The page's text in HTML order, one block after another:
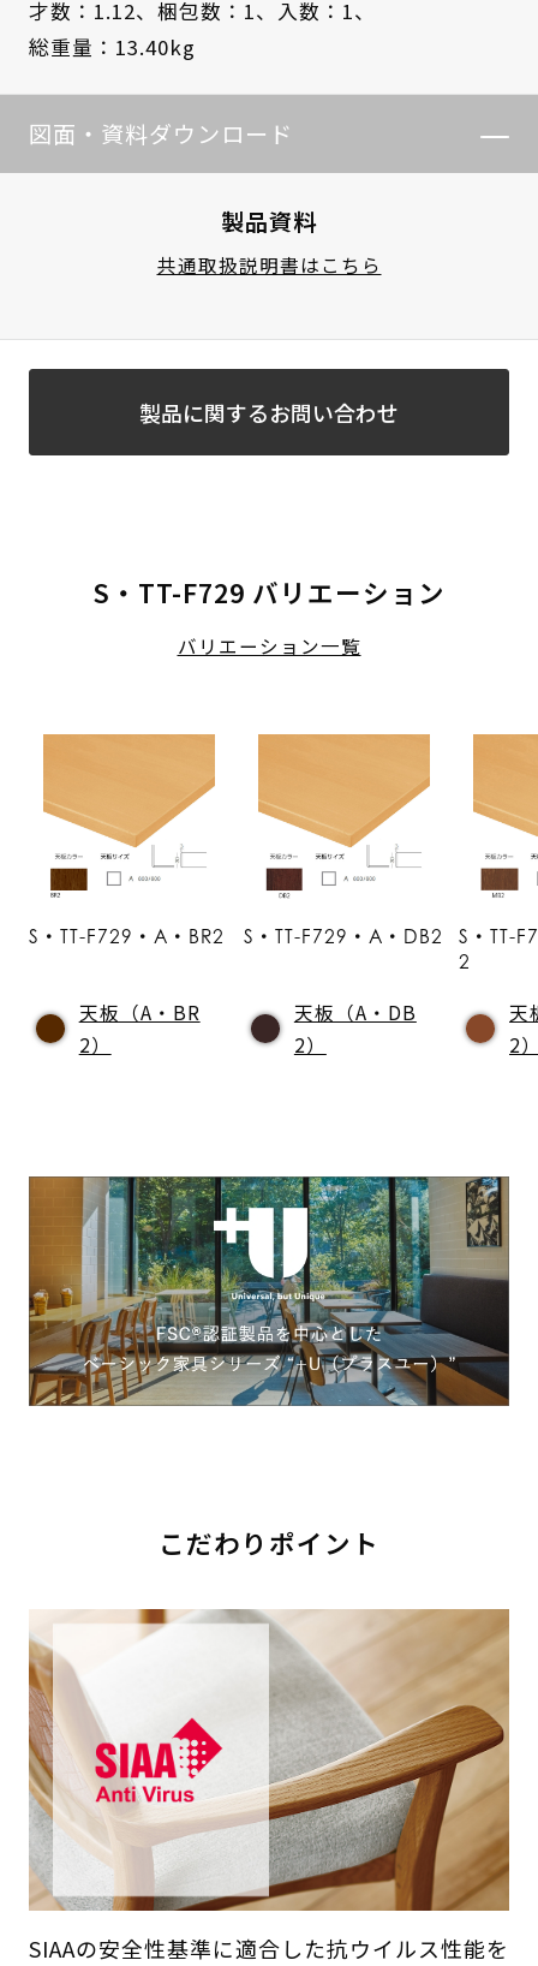
才数：1.12、 梱包数：1、
入数：1、
総重量：13.40kg
図面・資料ダウンロード
製品資料
共通取扱説明書はこちら
製品に関するお問い合わせ
S・TT-F729 バリエーション
バリエーション一覧
S・TT-F729・A・BR2
天板（A・BR
2）
S・TT-F729・A・DB2
天板（A・DB
2）
S・TT-
2
天
2
こだわりポイント
SIAAの安全性基準に適合した抗ウイルス性能を